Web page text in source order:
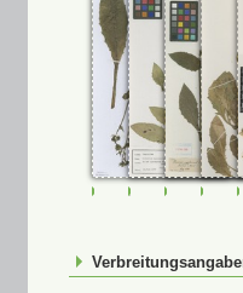
FR-0107840FR-0107841
FR-